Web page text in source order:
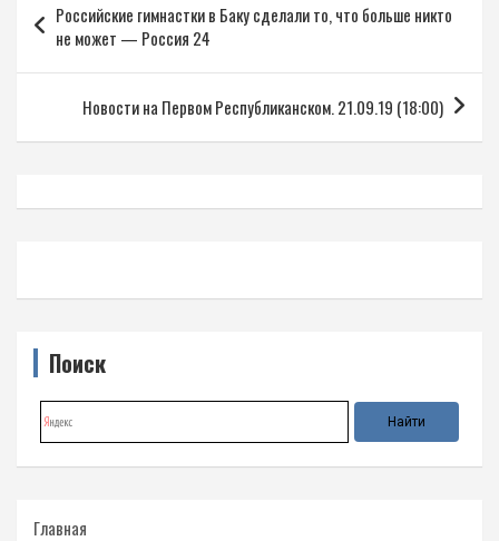
по
записям
Российские гимнастки в Баку сделали то, что больше никто
не может — Россия 24
Новости на Первом Республиканском. 21.09.19 (18:00)
Поиск
Главная